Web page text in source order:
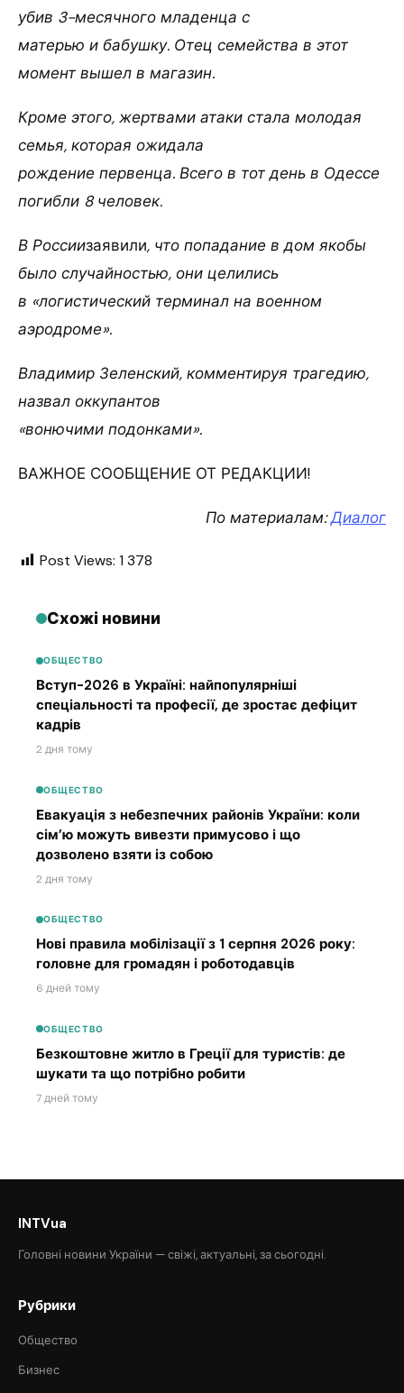
убив 3-месячного младенца с
матерью и бабушку. Отец семейства в этот
момент вышел в магазин.
Кроме этого, жертвами атаки стала молодая
семья, которая ожидала
рождение первенца. Всего в тот день в Одессе
погибли 8 человек.
В Россиизаявили, что попадание в дом якобы
было случайностью, они целились
в «логистический терминал на военном
аэродроме».
Владимир Зеленский, комментируя трагедию,
назвал оккупантов
«вонючими подонками».
ВАЖНОЕ СООБЩЕНИЕ ОТ РЕДАКЦИИ!
По материалам:Диалог
Post Views: 1 378
Схожі новини
ОБЩЕСТВО
Вступ-2026 в Україні: найпопулярніші
спеціальності та професії, де зростає дефіцит
кадрів
2 дня тому
ОБЩЕСТВО
Евакуація з небезпечних районів України: коли
сім’ю можуть вивезти примусово і що
дозволено взяти із собою
2 дня тому
ОБЩЕСТВО
Нові правила мобілізації з 1 серпня 2026 року:
головне для громадян і роботодавців
6 дней тому
ОБЩЕСТВО
Безкоштовне житло в Греції для туристів: де
шукати та що потрібно робити
7 дней тому
INTVua
Головні новини України — свіжі, актуальні, за сьогодні.
Рубрики
Общество
Бизнес